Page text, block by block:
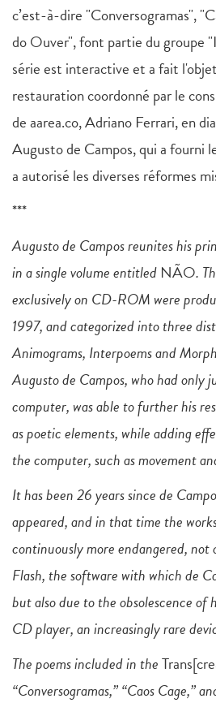
c’est-à-dire "Conversogramas",
do Ouver", font partie du groupe
série est interactive et a fait
restauration coordonné par le
de aarea.co, Adriano Ferrari, en
Augusto de Campos, qui a fourni
a autorisé les diverses réformes
***
Augusto de Campos reunites his
in a single volume entitled NÃO.
exclusively on CD-ROM were
1997, and categorized into three
Animograms, Interpoems and
Augusto de Campos, who had only
computer, was able to further his
as poetic elements, while adding
the computer, such as movement
It has been 26 years since de
appeared, and in that time the
continuously more endangered,
Flash, the software with which de
but also due to the obsolescence of
CD player, an increasingly rare
The poems included in the
“Conversogramas,” “Caos Cage,”